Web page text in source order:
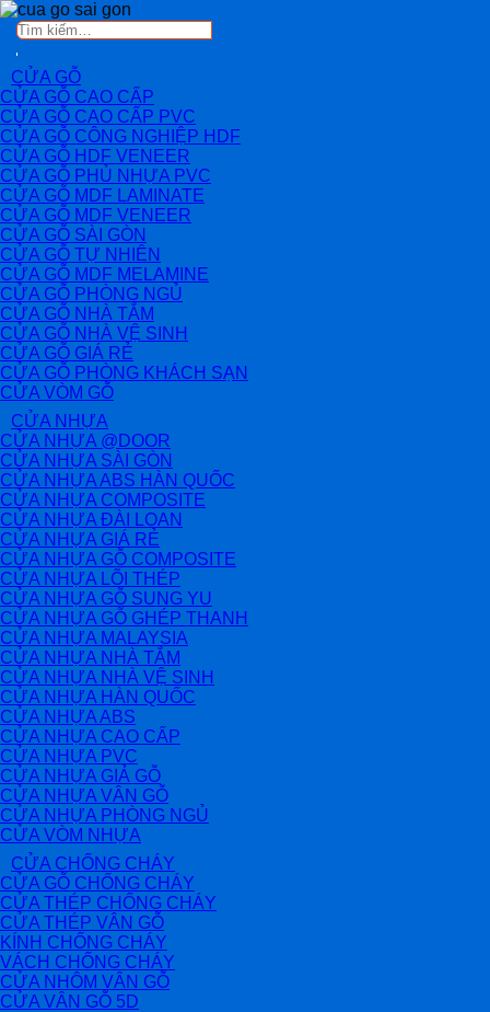
Tìm
CỬA GỖ
CỬA GỖ CAO CẤP
CỬA GỖ CAO CẤP PVC
CỬA GỖ CÔNG NGHIỆP HDF
CỬA GỖ HDF VENEER
CỬA GỖ PHỦ NHỰA PVC
CỬA GỖ MDF LAMINATE
CỬA GỖ MDF VENEER
CỬA GỖ SÀI GÒN
CỬA GỖ TỰ NHIÊN
CỬA GỖ MDF MELAMINE
CỬA GỖ PHÒNG NGỦ
CỬA GỖ NHÀ TẮM
CỬA GỖ NHÀ VỆ SINH
CỬA GỖ GIÁ RẺ
CỬA GỖ PHÒNG KHÁCH SẠN
CỬA VÒM GỖ
CỬA NHỰA
CỬA NHỰA @DOOR
CỬA NHỰA SÀI GÒN
CỬA NHỰA ABS HÀN QUỐC
CỬA NHỰA COMPOSITE
CỬA NHỰA ĐÀI LOAN
CỬA NHỰA GIÁ RẺ
CỬA NHỰA GỖ COMPOSITE
CỬA NHỰA LÕI THÉP
CỬA NHỰA GỖ SUNG YU
CỬA NHỰA GỖ GHÉP THANH
CỬA NHỰA MALAYSIA
CỬA NHỰA NHÀ TẮM
CỬA NHỰA NHÀ VỆ SINH
CỬA NHỰA HÀN QUỐC
CỬA NHỰA ABS
CỬA NHỰA CAO CẤP
CỬA NHỰA PVC
CỬA NHỰA GIẢ GỖ
CỬA NHỰA VÂN GỖ
CỬA NHỰA PHÒNG NGỦ
CỬA VÒM NHỰA
CỬA CHỐNG CHÁY
CỬA GỖ CHỐNG CHÁY
CỬA THÉP CHỐNG CHÁY
CỬA THÉP VÂN GỖ
KÍNH CHỐNG CHÁY
VÁCH CHỐNG CHÁY
CỬA NHÔM VÂN GỖ
CỬA VÂN GỖ 5D